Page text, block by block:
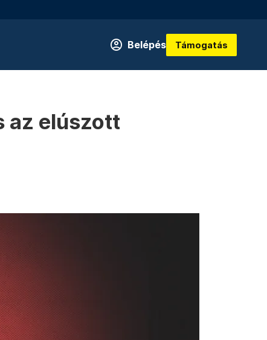
Belépés Támogatás
az elúszott